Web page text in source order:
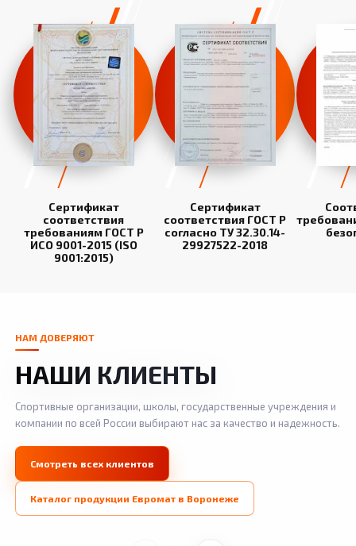
Сертификат
соответствия
требованиям ГОСТ Р
ИСО 9001-2015 (ISO
9001:2015)
Сертификат
соответствия ГОСТ Р
согласно ТУ 32.30.14-
29927522-2018
НАМ ДОВЕРЯЮТ
НАШИ КЛИЕНТЫ
Спортивные организации, школы, государственные учреждения и
компании по всей России выбирают нас за качество и надежность.
Смотреть всех клиентов
Каталог продукции Евромат в Воронеже